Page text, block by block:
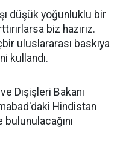
düşük yoğunluklu bir
biz hazırız.
uluslararası baskıya
kullandı.
Dışişleri Bakanı
Hindistan